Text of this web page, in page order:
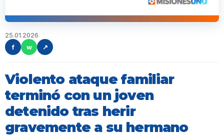
25.01.2026
f
w ↗
Violento ataque familiar
terminó con un joven
detenido tras herir
gravemente a su hermano